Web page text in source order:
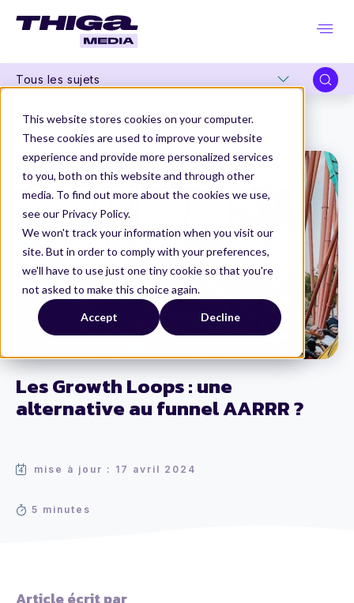
This website stores cookies on your computer.
These cookies are used to improve your website
experience and provide more personalized services
to you, both on this website and through other
media. To find out more about the cookies we use,
see our Privacy Policy.
We won't track your information when you visit our
site. But in order to comply with your preferences,
we'll have to use just one tiny cookie so that you're
not asked to make this choice again.
Accept Decline
Tous les sujets
Les Growth Loops : une
alternative au funnel AARRR ?
mise à jour : 17 avril 2024
5 minutes
Thiga Media
Product Marketing